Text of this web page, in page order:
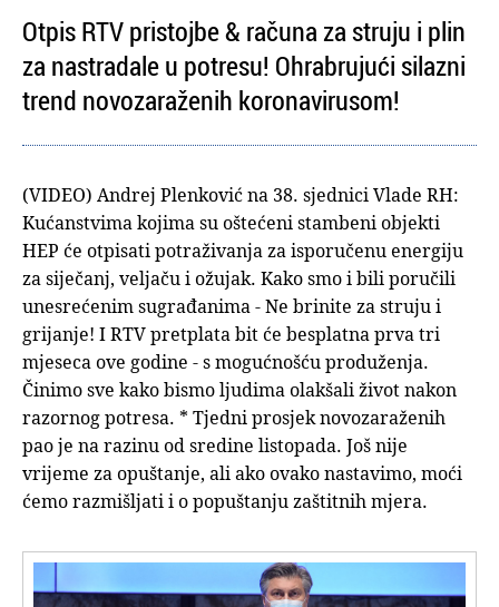
Otpis RTV pristojbe & računa za struju i plin
za nastradale u potresu! Ohrabrujući silazni
trend novozaraženih koronavirusom!
(VIDEO) Andrej Plenković na 38. sjednici Vlade RH:
Kućanstvima kojima su oštećeni stambeni objekti
HEP će otpisati potraživanja za isporučenu energiju
za siječanj, veljaču i ožujak. Kako smo i bili poručili
unesrećenim sugrađanima - Ne brinite za struju i
grijanje! I RTV pretplata bit će besplatna prva tri
mjeseca ove godine - s mogućnošću produženja.
Činimo sve kako bismo ljudima olakšali život nakon
razornog potresa. * Tjedni prosjek novozaraženih
pao je na razinu od sredine listopada. Još nije
vrijeme za opuštanje, ali ako ovako nastavimo, moći
ćemo razmišljati i o popuštanju zaštitnih mjera.